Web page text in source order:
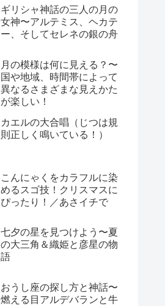
ギリシャ神話の三人の月の
女神〜アルテミス、ヘカテ
ー、そしてセレネの銀の舟
月の模様は何に見える？〜
国や地域、時間帯によって
異なるさまざまな見えかた
が楽しい！
カエルの大合唱（じつは規
則正しく鳴いている！）
こんにゃくをカラフルに染
めるスゴ技！クリスマスに
ぴったり！／あさイチで
七夕の星を見つけよう〜夏
の大三角＆織姫と彦星の物
語
おうし座の探し方と神話〜
燃える目アルデバランと牛